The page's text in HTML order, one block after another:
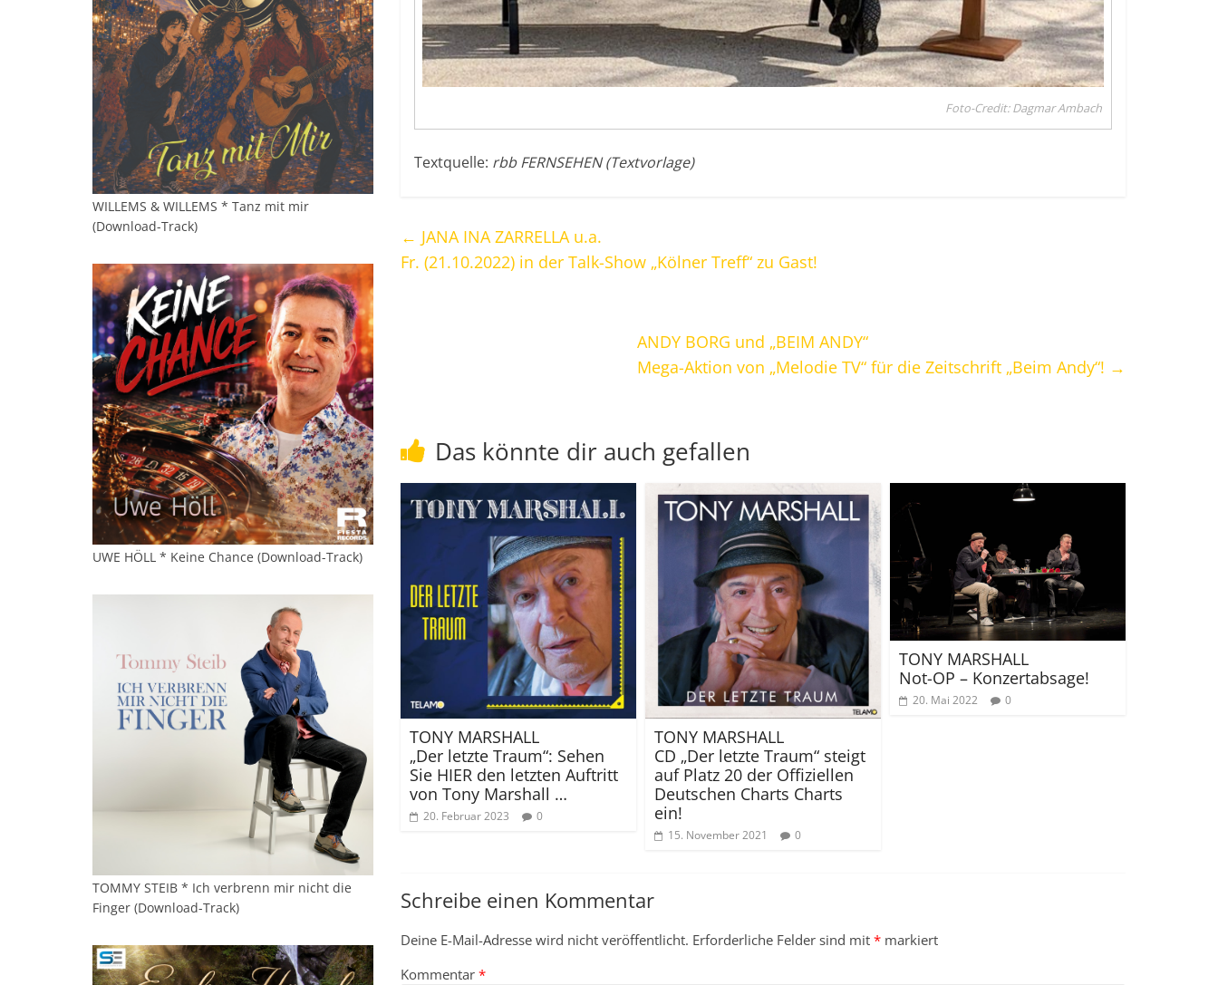
Foto-Credit: Dagmar Ambach
Textquelle: rbb FERNSEHEN (Textvorlage)
← JANA INA ZARRELLA u.a.
Fr. (21.10.2022) in der Talk-Show „Kölner Treff“ zu Gast!
ANDY BORG und „BEIM ANDY“
Mega-Aktion von „Melodie TV“ für die Zeitschrift „Beim Andy“! →
Das könnte dir auch gefallen
TONY MARSHALL
„Der letzte Traum“: Sehen
Sie HIER den letzten Auftritt
von Tony Marshall …
20. Februar 2023 0
TONY MARSHALL
CD „Der letzte Traum“ steigt
auf Platz 20 der Offiziellen
Deutschen Charts Charts
ein!
15. November 2021 0
TONY MARSHALL
Not-OP – Konzertabsage!
20. Mai 2022 0
Schreibe einen Kommentar
Deine E-Mail-Adresse wird nicht veröffentlicht. Erforderliche Felder sind mit * markiert
Kommentar *
WILLEMS & WILLEMS * Tanz mit mir
(Download-Track)
UWE HÖLL * Keine Chance (Download-Track)
TOMMY STEIB * Ich verbrenn mir nicht die
Finger (Download-Track)